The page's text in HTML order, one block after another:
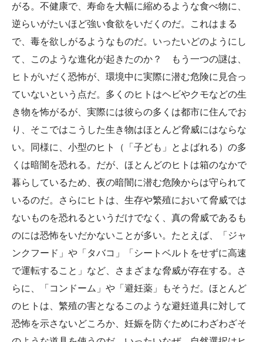
がる。不健康で、寿命を大幅に縮めるような食べ物に、
逆らいがたいほど強い食欲をいだくのだ。これはまる
で、毒を欲しがるようなものだ。いったいどのようにし
て、このような進化が起きたのか？ もう一つの謎は、
ヒトがいだく恐怖が、環境中に実際に潜む危険に見合っ
ていないという点だ。多くのヒトはヘビやクモなどの生
き物を怖がるが、実際には彼らの多くは都市に住んでお
り、そこではこうした生き物はほとんど脅威にはならな
い。同様に、小型のヒト（「子ども」とよばれる）の多
くは暗闇を恐れる。だが、ほとんどのヒトは箱のなかで
暮らしているため、夜の暗闇に潜む危険からは守られて
いるのだ。さらにヒトは、生存や繁殖において脅威では
ないものを恐れるというだけでなく、真の脅威であるも
のには恐怖をいだかないことが多い。たとえば、「ジャ
ンクフード」や「タバコ」「シートベルトをせずに高速
で運転すること」など、さまざまな脅威が存在する。さ
らに、「コンドーム」や「避妊薬」もそうだ。ほとんど
のヒトは、繁殖の害となるこのような避妊道具に対して
恐怖を示さないどころか、妊娠を防ぐためにわざわざそ